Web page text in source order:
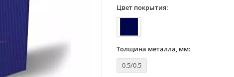
Цвет покрытия:
Толщина металла, мм:
0.5/0.5